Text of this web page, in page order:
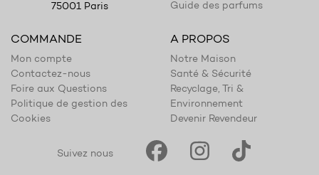
75001 Paris
Guide des parfums
COMMANDE
Mon compte
Contactez-nous
Foire aux Questions
Politique de gestion des
Cookies
A PROPOS
Notre Maison
Santé & Sécurité
Recyclage, Tri &
Environnement
Devenir Revendeur
Suivez nous